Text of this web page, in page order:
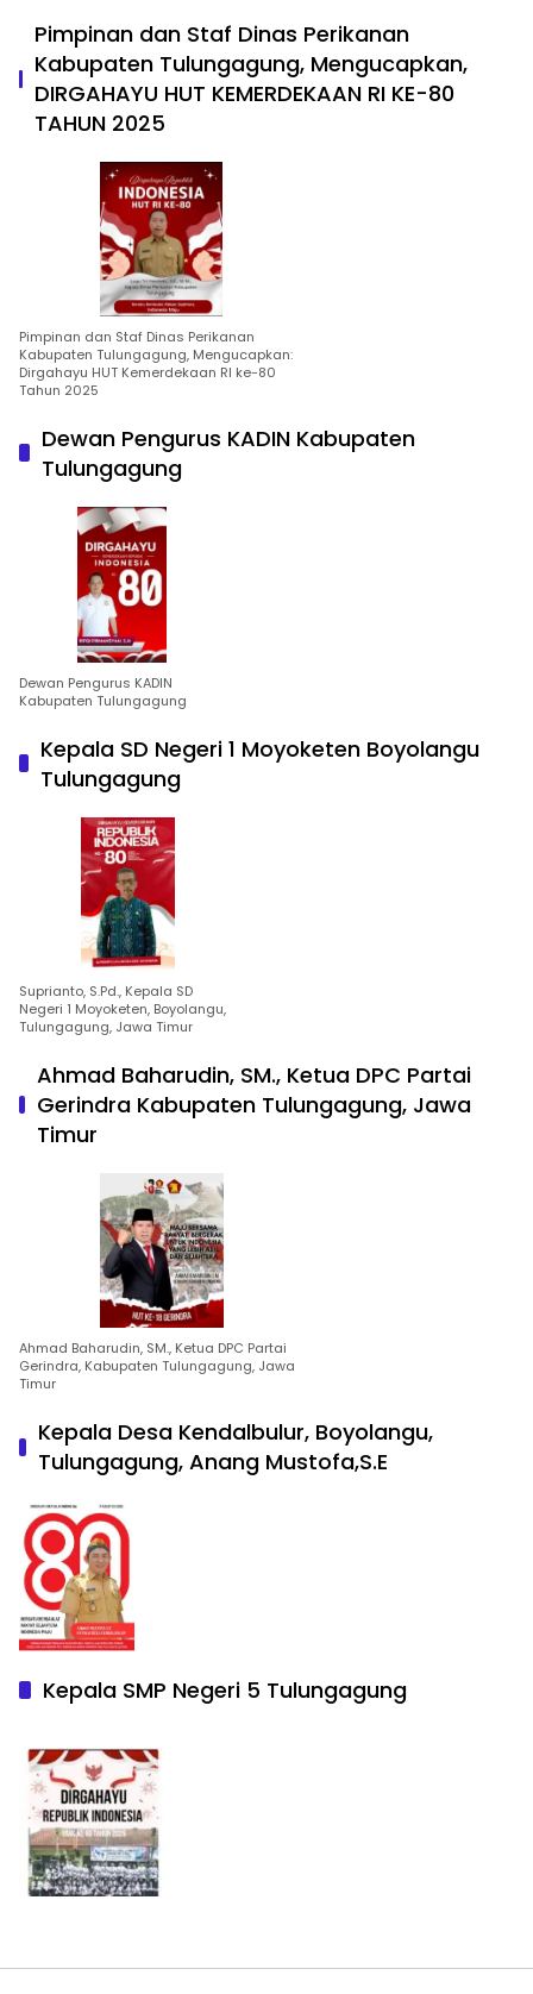
Pimpinan dan Staf Dinas Perikanan
Kabupaten Tulungagung, Mengucapkan,
DIRGAHAYU HUT KEMERDEKAAN RI KE-80
TAHUN 2025
Pimpinan dan Staf Dinas Perikanan
Kabupaten Tulungagung, Mengucapkan:
Dirgahayu HUT Kemerdekaan RI ke-80
Tahun 2025
Dewan Pengurus KADIN Kabupaten
Tulungagung
Dewan Pengurus KADIN
Kabupaten Tulungagung
Kepala SD Negeri 1 Moyoketen Boyolangu
Tulungagung
Suprianto, S.Pd., Kepala SD
Negeri 1 Moyoketen, Boyolangu,
Tulungagung, Jawa Timur
Ahmad Baharudin, SM., Ketua DPC Partai
Gerindra Kabupaten Tulungagung, Jawa
Timur
Ahmad Baharudin, SM., Ketua DPC Partai
Gerindra, Kabupaten Tulungagung, Jawa
Timur
Kepala Desa Kendalbulur, Boyolangu,
Tulungagung, Anang Mustofa,S.E
Kepala SMP Negeri 5 Tulungagung